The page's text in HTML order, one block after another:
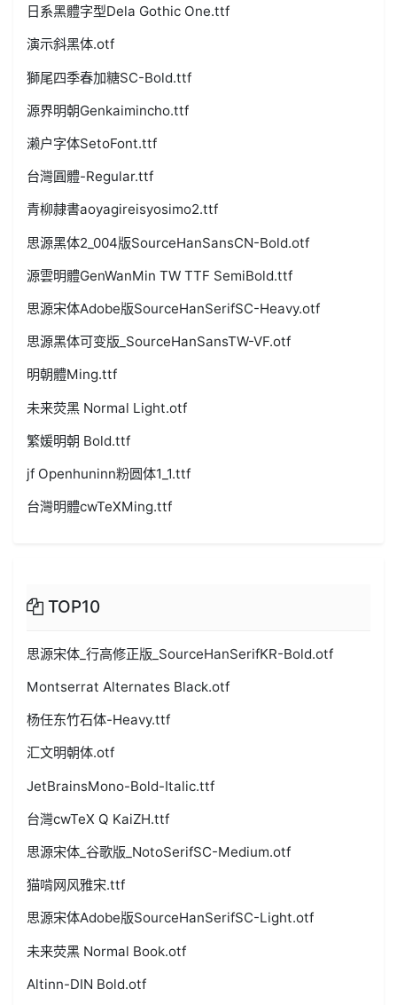
日系黑體字型Dela Gothic One.ttf
演示斜黑体.otf
獅尾四季春加糖SC-Bold.ttf
源界明朝Genkaimincho.ttf
濑户字体SetoFont.ttf
台灣圓體-Regular.ttf
青柳隷書aoyagireisyosimo2.ttf
思源黑体2_004版SourceHanSansCN-Bold.otf
源雲明體GenWanMin TW TTF SemiBold.ttf
思源宋体Adobe版SourceHanSerifSC-Heavy.otf
思源黑体可变版_SourceHanSansTW-VF.otf
明朝體Ming.ttf
未来荧黑 Normal Light.otf
繁媛明朝 Bold.ttf
jf Openhuninn粉圆体1_1.ttf
台灣明體cwTeXMing.ttf
TOP10
思源宋体_行高修正版_SourceHanSerifKR-Bold.otf
Montserrat Alternates Black.otf
杨任东竹石体-Heavy.ttf
汇文明朝体.otf
JetBrainsMono-Bold-Italic.ttf
台灣cwTeX Q KaiZH.ttf
思源宋体_谷歌版_NotoSerifSC-Medium.otf
猫啃网风雅宋.ttf
思源宋体Adobe版SourceHanSerifSC-Light.otf
未来荧黑 Normal Book.otf
Altinn-DIN Bold.otf